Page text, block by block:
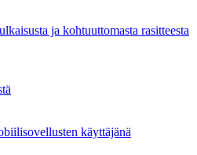
ja kohtuuttomasta rasitteesta
käyttäjänä